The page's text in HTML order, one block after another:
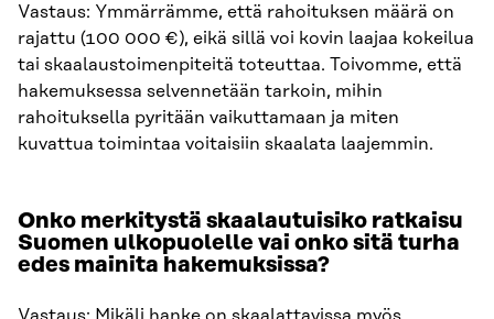
Vastaus: Ymmärrämme, että rahoituksen määrä on
rajattu (100 000 €), eikä sillä voi kovin laajaa kokeilua
tai skaalaustoimenpiteitä toteuttaa. Toivomme, että
hakemuksessa selvennetään tarkoin, mihin
rahoituksella pyritään vaikuttamaan ja miten
kuvattua toimintaa voitaisiin skaalata laajemmin.
Onko merkitystä skaalautuisiko ratkaisu
Suomen ulkopuolelle vai onko sitä turha
edes mainita hakemuksissa?